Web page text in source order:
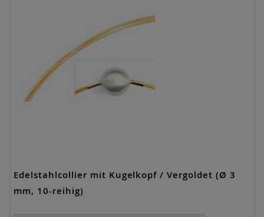
Edelstahlcollier mit Kugelkopf / Vergoldet (Ø 3
mm, 10-reihig)